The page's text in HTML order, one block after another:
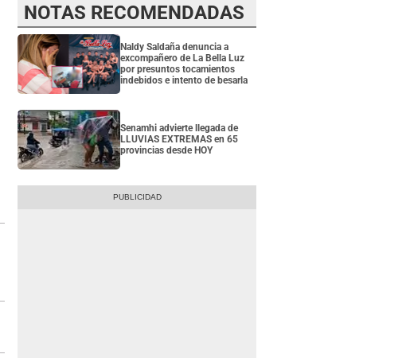
NOTAS RECOMENDADAS
Naldy Saldaña denuncia a
excompañero de La Bella Luz
por presuntos tocamientos
indebidos e intento de besarla
Senamhi advierte llegada de
LLUVIAS EXTREMAS en 65
provincias desde HOY